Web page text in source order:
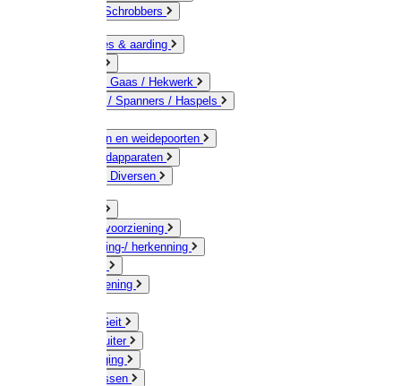
Borstels / Schrobbers
Accessoires & aarding
Geleiders / Gaas / Hekwerk
Verbinders / Spanners / Haspels
Doorgangen en weidepoorten
Schrikdraadapparaten
Afrastering Diversen
Drinkwatervoorziening
Veemarkering-/ herkenning
Voervoorziening
Schaap / Geit
Paard & Ruiter
Veeverzorging
Scheermessen